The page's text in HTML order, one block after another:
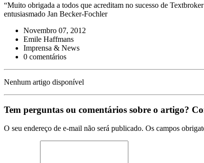
“Muito obrigada a todos que acreditam no sucesso de
entusiasmado Jan Becker-Fochler
Novembro 07, 2012
Emile Haffmans
Imprensa & News
0 comentários
Nenhum artigo disponível
Tem perguntas ou comentários sobre o artigo?
O seu endereço de e-mail não será publicado. Os campos